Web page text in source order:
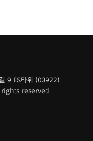
9 ES타워 (03922)
rights reserved